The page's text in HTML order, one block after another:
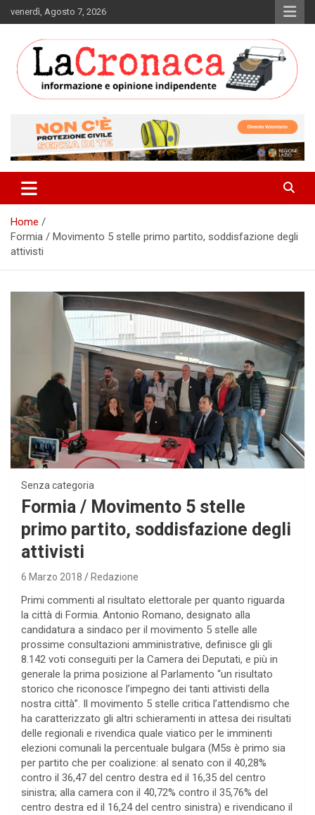
to
venerdì, Agosto 7, 2026
La Cronaca Quotidiano
Home
Formia / Movimento 5 stelle primo partito, soddisfazione degli
attivisti
Senza categoria
Formia / Movimento 5 stelle
primo partito, soddisfazione degli
attivisti
6 Marzo 2018 Redazione
Primi commenti al risultato elettorale per quanto riguarda
la città di Formia. Antonio Romano, designato alla
candidatura a sindaco per il movimento 5 stelle alle
prossime consultazioni amministrative, definisce gli gli
8.142 voti conseguiti per la Camera dei Deputati, e più in
generale la prima posizione al Parlamento “un risultato
storico che riconosce l’impegno dei tanti attivisti della
nostra città”. Il movimento 5 stelle critica l’attendismo che
ha caratterizzato gli altri schieramenti in attesa dei risultati
delle regionali e rivendica quale viatico per le imminenti
elezioni comunali la percentuale bulgara (M5s è primo sia
per partito che per coalizione: al senato con il 40,28%
contro il 36,47 del centro destra ed il 16,35 del centro
sinistra; alla camera con il 40,72% contro il 35,76% del
centro destra ed il 16,24 del centro sinistra) e rivendicano il